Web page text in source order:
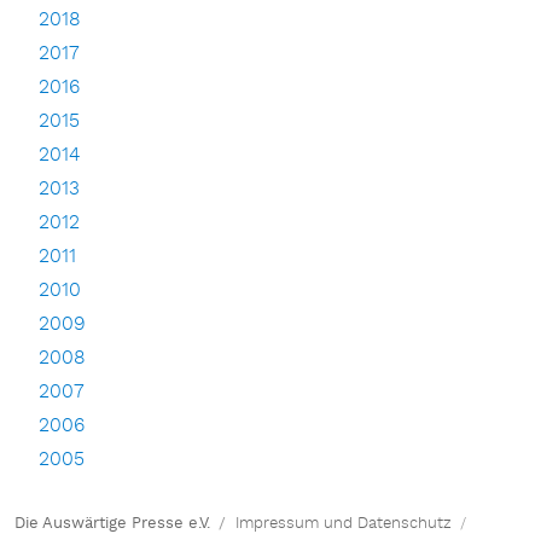
2018
2017
2016
2015
2014
2013
2012
2011
2010
2009
2008
2007
2006
2005
Die Auswärtige Presse e.V. Impressum und Datenschutz